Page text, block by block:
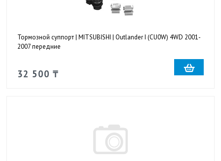
Тормозной суппорт | MITSUBISHI | Outlander I (CU0W) 4WD 2001-
2007 передние
32 500 ₸